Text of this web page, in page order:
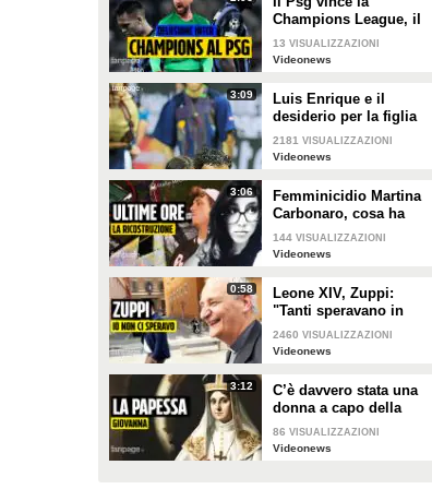
Champions League, il
sogno dell'Inter si
infrange a Monaco di
13 VISUALIZZAZIONI
Videonews
3:09
Luis Enrique e il
desiderio per la figlia
Xana nel giorno della
finale di Champions tra
2181 VISUALIZZAZIONI
Videonews
3:06
Femminicidio Martina
Carbonaro, cosa ha
fatto Alessio Tucci
dopo averla uccisa [LA
144 VISUALIZZAZIONI
Videonews
0:58
Leone XIV, Zuppi:
"Tanti speravano in
me? Io mai, prima
deve vincere lo
2460 VISUALIZZAZIONI
Videonews
3:12
C’è davvero stata una
donna a capo della
Chiesa cattolica? La
leggenda della
86 VISUALIZZAZIONI
Videonews